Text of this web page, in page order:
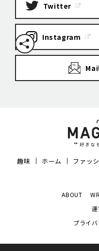
Twitter
Instagram
趣味 ホーム ファッ
ABOUT
プライ